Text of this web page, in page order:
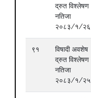
द्रुत विश्लेषण
नतिजा
२०८३/१/२६
९१
विषादी अवशेष
द्रुत विश्लेषण
नतिजा
२०८३/१/२५